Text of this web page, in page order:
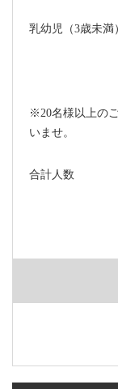
乳幼児（3歳未満
※20名様以上の
いませ。
合計人数